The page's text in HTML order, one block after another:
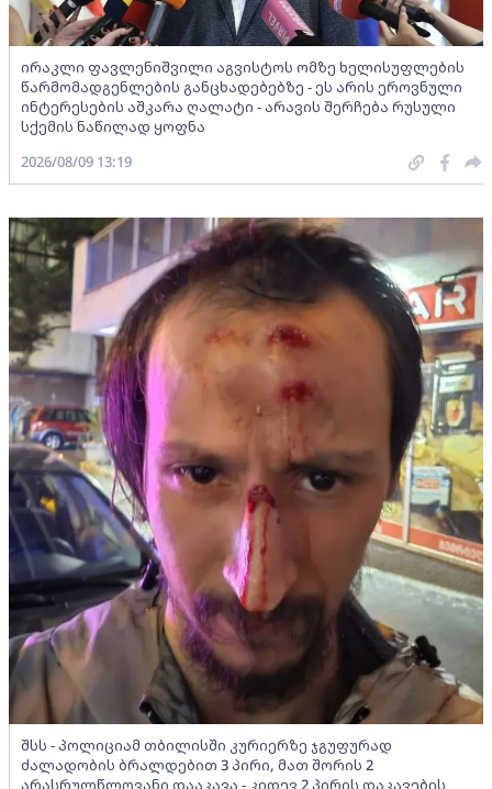
ირაკლი ფავლენიშვილი აგვისტოს ომზე ხელისუფლების
წარმომადგენლების განცხადებებზე - ეს არის ეროვნული
ინტერესების აშკარა ღალატი - არავის შერჩება რუსული
სქემის ნაწილად ყოფნა
2026/08/09 13:19
შსს - პოლიციამ თბილისში კურიერზე ჯგუფურად
ძალადობის ბრალდებით 3 პირი, მათ შორის 2
არასრულწლოვანი დააკავა - კიდევ 2 პირის დაკავების